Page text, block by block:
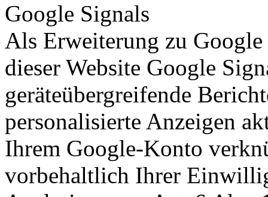
Google Signals
Als Erweiterung zu
dieser Website Google
geräteübergreifende
personalisierte Anzeigen
Ihrem Google-Konto
vorbehaltlich Ihrer